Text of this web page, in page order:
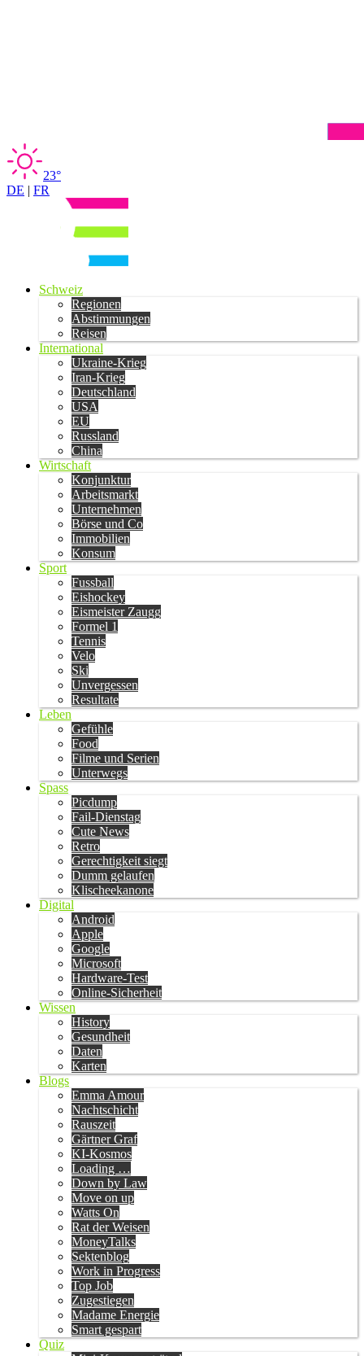
23°
DE | FR
Schweiz
Regionen
Abstimmungen
Reisen
International
Ukraine-Krieg
Iran-Krieg
Deutschland
USA
EU
Russland
China
Wirtschaft
Konjunktur
Arbeitsmarkt
Unternehmen
Börse und Co
Immobilien
Konsum
Sport
Fussball
Eishockey
Eismeister Zaugg
Formel 1
Tennis
Velo
Ski
Unvergessen
Resultate
Leben
Gefühle
Food
Filme und Serien
Unterwegs
Spass
Picdump
Fail-Dienstag
Cute News
Retro
Gerechtigkeit siegt
Dumm gelaufen
Klischeekanone
Digital
Android
Apple
Google
Microsoft
Hardware-Test
Online-Sicherheit
Wissen
History
Gesundheit
Daten
Karten
Blogs
Emma Amour
Nachtschicht
Rauszeit
Gärtner Graf
KI-Kosmos
Loading …
Down by Law
Move on up
Watts On
Rat der Weisen
MoneyTalks
Sektenblog
Work in Progress
Top Job
Zugestiegen
Madame Energie
Smart gespart
Quiz